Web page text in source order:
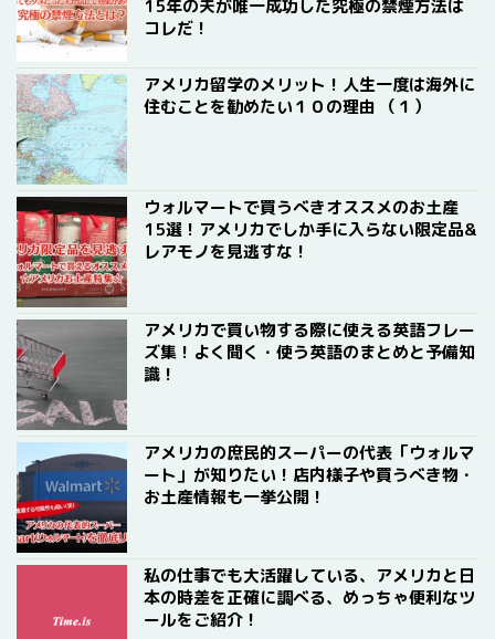
15年の夫が唯一成功した究極の禁煙方法は
コレだ！
アメリカ留学のメリット！人生一度は海外に
住むことを勧めたい１０の理由 （１）
ウォルマートで買うべきオススメのお土産
15選！アメリカでしか手に入らない限定品&
レアモノを見逃すな！
アメリカで買い物する際に使える英語フレー
ズ集！よく聞く・使う英語のまとめと予備知
識！
アメリカの庶民的スーパーの代表「ウォルマ
ート」が知りたい！店内様子や買うべき物・
お土産情報も一挙公開！
私の仕事でも大活躍している、アメリカと日
本の時差を正確に調べる、めっちゃ便利なツ
ールをご紹介！